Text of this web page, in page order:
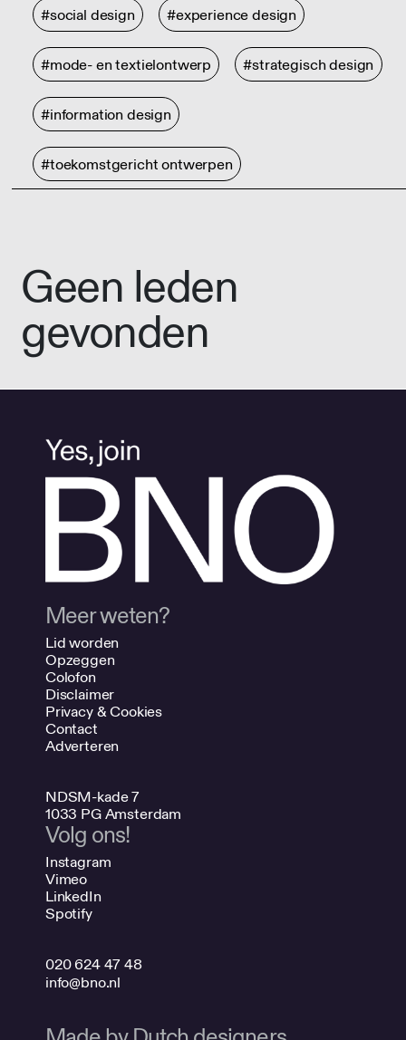
#social design #experience design
#mode- en textielontwerp #strategisch design
#information design
#toekomstgericht ontwerpen
Geen leden
gevonden
Meer weten?
Lid worden
Opzeggen
Colofon
Disclaimer
Privacy & Cookies
Contact
Adverteren
NDSM-kade 7
1033 PG Amsterdam
Volg ons!
Instagram
Vimeo
LinkedIn
Spotify
020 624 47 48
info@bno.nl